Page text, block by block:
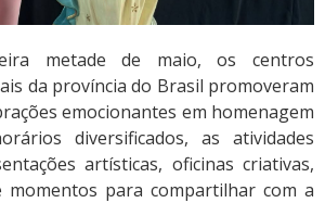
metade de maio, os centros
da província do Brasil promoveram
emocionantes em homenagem
diversificados, as atividades
artísticas, oficinas criativas,
momentos para compartilhar com a